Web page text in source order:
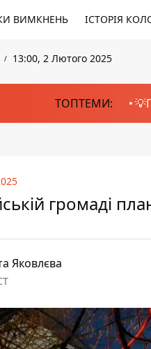
ВИМКНЕНЬ ІСТОРІЯ
13:00, 2 Лютого 2025
ТОПТЕМИ:
громаді
Яковлєва